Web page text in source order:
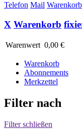
Telefon Mail Warenkorb
X Warenkorb
Warenwert 0,00 €
Warenkorb
Abonnements
Merkzettel
Filter nach
Filter schließen